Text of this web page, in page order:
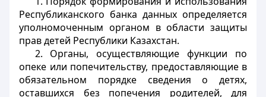
Республиканского банка данных определяется
уполномоченным органом в области защиты
прав детей Республики Казахстан.
2. Органы, осуществляющие функции по
опеке или попечительству, предоставляющие в
обязательном порядке сведения о детях,
оставшихся без попечения родителей, для